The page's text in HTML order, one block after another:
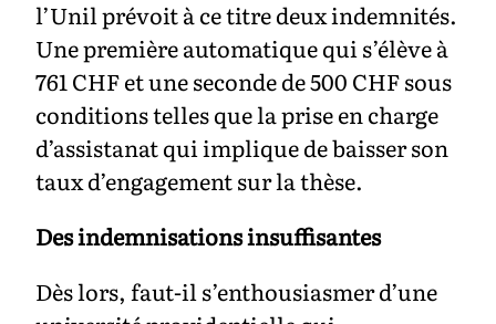
l’Unil prévoit à ce titre deux indemnités.
Une première automatique qui s’élève à
761 CHF et une seconde de 500 CHF sous
conditions telles que la prise en charge
d’assistanat qui implique de baisser son
taux d’engagement sur la thèse.
Des indemnisations insuffisantes
Dès lors, faut-il s’enthousiasmer d’une